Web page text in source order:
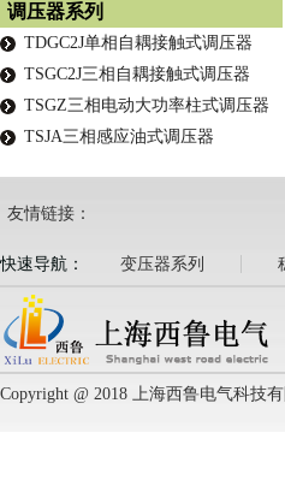
调压器系列
TDGC2J单相自耦接触式调压器
TSGC2J三相自耦接触式调压器
TSGZ三相电动大功率柱式调压器
TSJA三相感应油式调压器
友情链接：
快速导航： 变压器系列
Copyright @ 2018 上海西鲁电气科技有